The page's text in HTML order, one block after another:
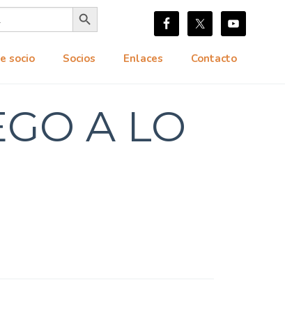
socio Socios Enlaces Contacto
Botón de búsqueda
A LO